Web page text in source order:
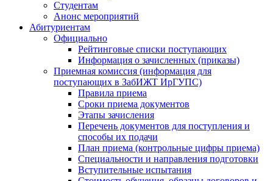
Студентам
Анонс мероприятий
Абитуриентам
Официально
Рейтинговые списки поступающих
Информация о зачисленных (приказы)
Приемная комиссия (информация для
поступающих в ЗабИЖТ ИрГУПС)
Правила приема
Сроки приема документов
Этапы зачисления
Перечень документов для поступления и
способы их подачи
План приема (контрольные цифры приема)
Специальности и направления подготовки
Вступительные испытания